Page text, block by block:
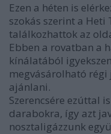
Ezen a héten is
szokás szerint a
találkozhattok az
Ebben a rovatban a
kínálatából
megvásárolható
ajánlani.
Szerencsére ezúttal
darabokra, így azt
nosztaligázzunk